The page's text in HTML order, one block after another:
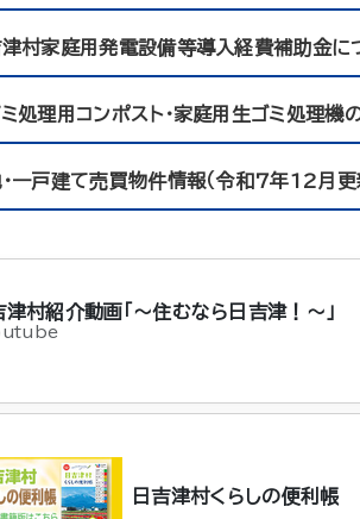
津村家庭用発電設備等導入経費補助金に
処理用コンポスト・家庭用生ゴミ処理機
一戸建て売買物件情報（令和7年12月更
津村紹介動画「～住むなら日吉津！～」
日吉津村くらしの便利帳